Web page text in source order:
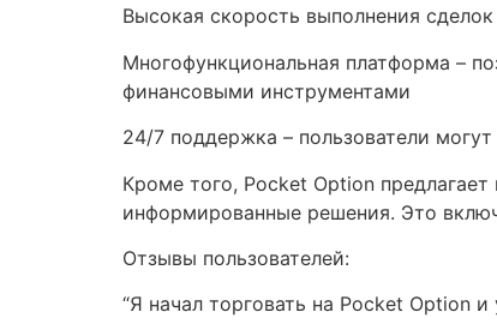
Высокая скорость выполнения
Многофункциональная платформа –
финансовыми инструментами
24/7 поддержка – пользователи
Кроме того, Pocket Option
информированные решения. Это
Отзывы пользователей:
“Я начал торговать на Pocket Option